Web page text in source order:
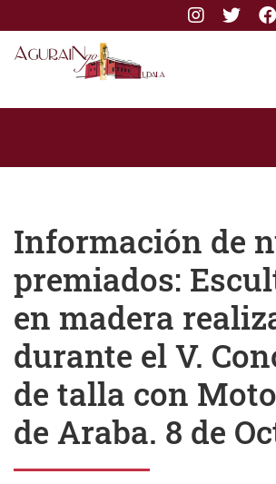
Instagram
Información de
premiados:
en madera
durante el V.
de talla con
de Araba. 8 de